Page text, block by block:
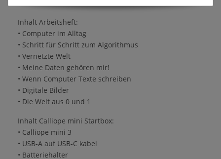
Inhalt Arbeitsheft:
• Computer im Alltag
• Schritt für Schritt zum Algorithmus
• Vernetzte Welt
• Meine Daten gehören mir!
• Wenn Computer Texte schreiben
• Digitale Bilder
• Die Welt aus 0 und 1
Inhalt Calliope mini Startbox:
• Calliope mini 3
• USB-A auf USB-C kabel
• Batteriehalter